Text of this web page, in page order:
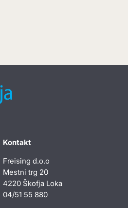
Kontakt
Freising d.o.o
Mestni trg 20
4220 Škofja Loka
04/51 55 880